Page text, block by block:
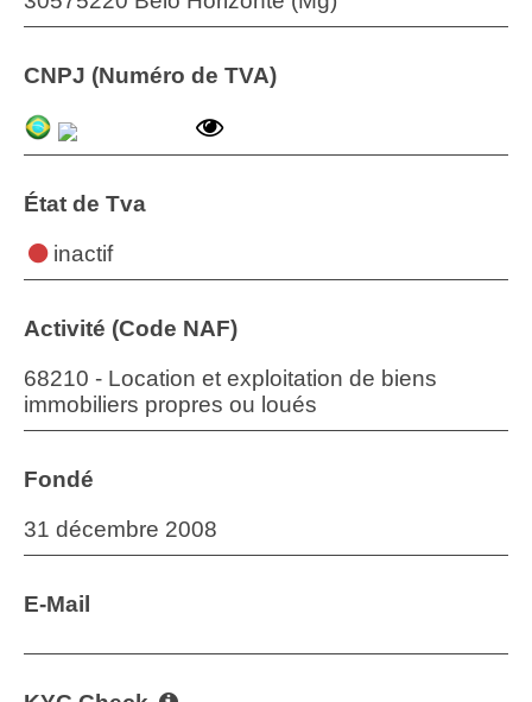
CNPJ (Numéro de TVA)
État de Tva
inactif
Activité (Code NAF)
68210 - Location et exploitation de biens
immobiliers propres ou loués
Fondé
31 décembre 2008
E-Mail